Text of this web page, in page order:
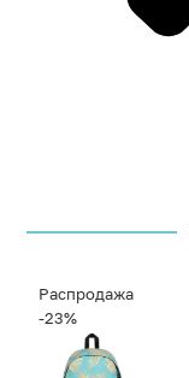
Распродажа
-23%